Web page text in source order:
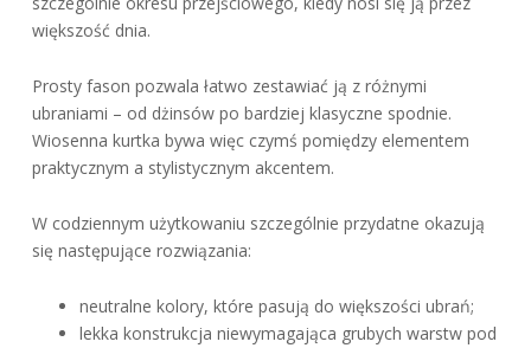
większość dnia.
Prosty fason pozwala łatwo zestawiać ją z różnymi
ubraniami – od dżinsów po bardziej klasyczne spodnie.
Wiosenna kurtka bywa więc czymś pomiędzy elementem
praktycznym a stylistycznym akcentem.
W codziennym użytkowaniu szczególnie przydatne okazują
się następujące rozwiązania:
neutralne kolory, które pasują do większości ubrań;
lekka konstrukcja niewymagająca grubych warstw pod